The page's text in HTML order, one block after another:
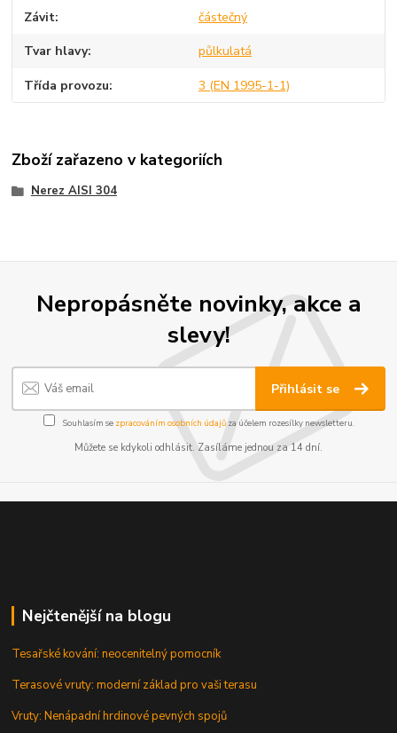
Závit částečný
Tvar hlavy půlkulatá
Třída provozu 3 (EN 1995-1-1)
Zboží zařazeno v kategoriích
Nerez AISI 304
Nepropásněte novinky, akce a
slevy!
Přihlásit se
Souhlasím se zpracováním osobních údajůza účelem rozesílky newsletteru.
Můžete se kdykoli odhlásit. Zasíláme jednou za 14 dní.
Nejčtenější na blogu
Tesařské kování: neocenitelný pomocník
Terasové vruty: moderní základ pro vaši terasu
Vruty: Nenápadní hrdinové pevných spojů